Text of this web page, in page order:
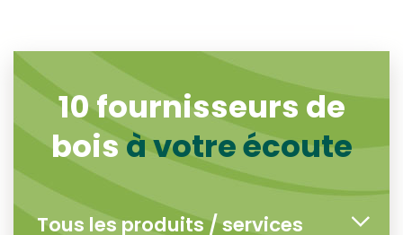
10fournisseurs de
boisà votre écoute